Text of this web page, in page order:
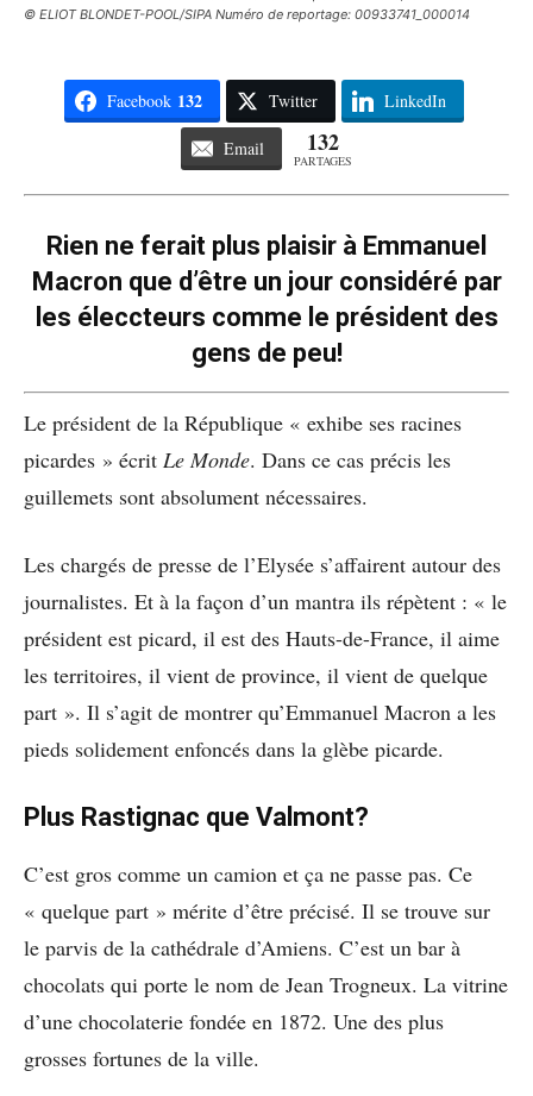
© ELIOT BLONDET-POOL/SIPA Numéro de reportage: 00933741_000014
Facebook 132 Twitter LinkedIn
Email 132
PARTAGES
Rien ne ferait plus plaisir à Emmanuel
Macron que d’être un jour considéré par
les éleccteurs comme le président des
gens de peu!
Le président de la République « exhibe ses racines
picardes » écrit Le Monde. Dans ce cas précis les
guillemets sont absolument nécessaires.
Les chargés de presse de l’Elysée s’affairent autour des
journalistes. Et à la façon d’un mantra ils répètent : « le
président est picard, il est des Hauts-de-France, il aime
les territoires, il vient de province, il vient de quelque
part ». Il s’agit de montrer qu’Emmanuel Macron a les
pieds solidement enfoncés dans la glèbe picarde.
Plus Rastignac que Valmont?
C’est gros comme un camion et ça ne passe pas. Ce
« quelque part » mérite d’être précisé. Il se trouve sur
le parvis de la cathédrale d’Amiens. C’est un bar à
chocolats qui porte le nom de Jean Trogneux. La vitrine
d’une chocolaterie fondée en 1872. Une des plus
grosses fortunes de la ville.